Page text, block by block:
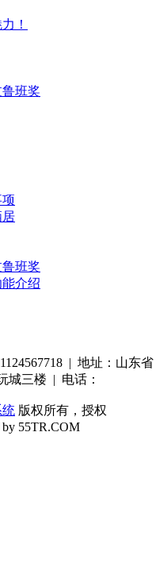
！
班奖
居
班奖
介绍
| 地址：山东省
城三楼 | 电话：
统 版权所有，授权
by 55TR.COM